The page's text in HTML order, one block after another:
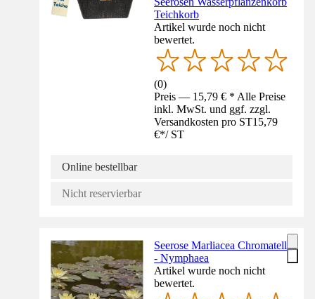
Teichkorb
Artikel wurde noch nicht
bewertet.
(0)
Preis — 15,79 € * Alle Preise
inkl. MwSt. und ggf. zzgl.
Versandkosten pro ST15,79
€*/ ST
Online bestellbar
Nicht reservierbar
Seerose Marliacea Chromatella
- Nymphaea
Artikel wurde noch nicht
bewertet.